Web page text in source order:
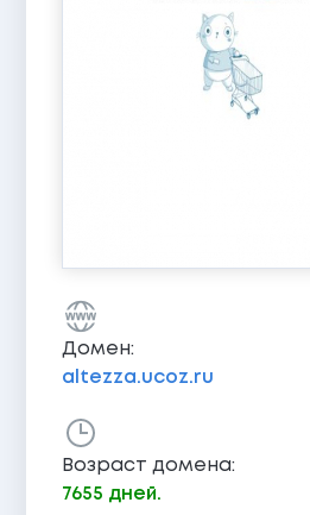
Домен:
altezza.ucoz.ru
Возраст домена:
7655 дней.